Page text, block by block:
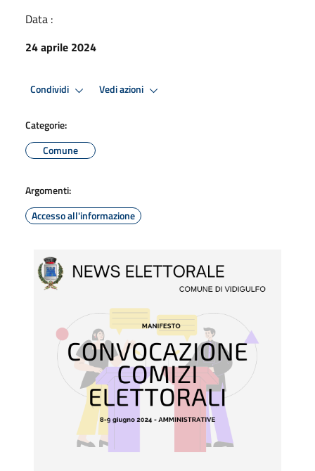
Data :
24 aprile 2024
Condividi Vedi azioni
Categorie:
Comune
Argomenti:
Accesso all'informazione